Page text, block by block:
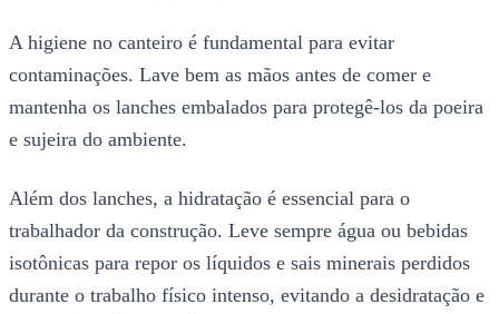
A higiene no canteiro é fundamental para evitar
contaminações. Lave bem as mãos antes de comer e
mantenha os lanches embalados para protegê-los da poeira
e sujeira do ambiente.
Além dos lanches, a hidratação é essencial para o
trabalhador da construção. Leve sempre água ou bebidas
isotônicas para repor os líquidos e sais minerais perdidos
durante o trabalho físico intenso, evitando a desidratação e